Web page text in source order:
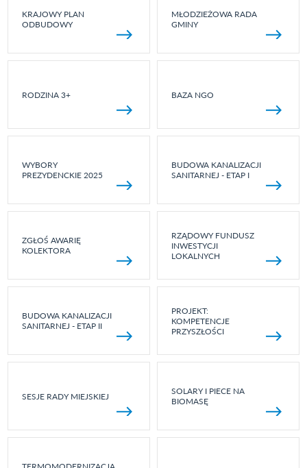
KRAJOWY PLAN
ODBUDOWY
MŁODZIEŻOWA RADA
GMINY
RODZINA 3+ BAZA NGO
WYBORY
PREZYDENCKIE 2025
BUDOWA KANALIZACJI
SANITARNEJ - ETAP I
ZGŁOŚ AWARIĘ
KOLEKTORA
RZĄDOWY FUNDUSZ
INWESTYCJI
LOKALNYCH
BUDOWA KANALIZACJI
SANITARNEJ - ETAP II
PROJEKT:
KOMPETENCJE
PRZYSZŁOŚCI
SESJE RADY MIEJSKIEJ
SOLARY I PIECE NA
BIOMASĘ